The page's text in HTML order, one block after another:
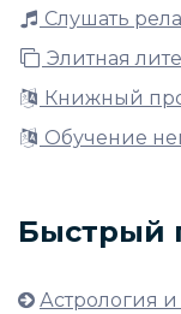
Слушать
Элитная
Книжный
Обучение
Быстрый
Астрология